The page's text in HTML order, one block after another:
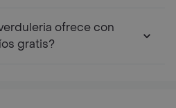
ofrece con
gratis?